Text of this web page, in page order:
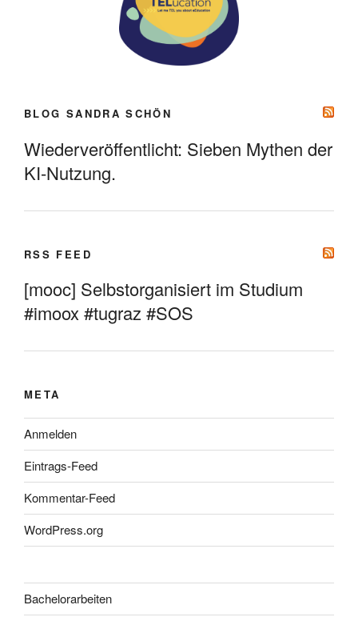
BLOG SANDRA SCHÖN
Wiederveröffentlicht: Sieben Mythen der
KI-Nutzung.
RSS FEED
[mooc] Selbstorganisiert im Studium
#imoox #tugraz #SOS
META
Anmelden
Eintrags-Feed
Kommentar-Feed
WordPress.org
Bachelorarbeiten